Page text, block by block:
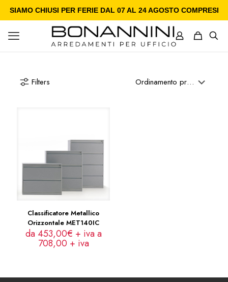
SIAMO CHIUSI PER FERIE DAL 07 AL 24 AGOSTO COMPRESI
Filters
Classificatore Metallico
Orizzontale MET140IC
da 453,00€ + iva a
708,00 + iva